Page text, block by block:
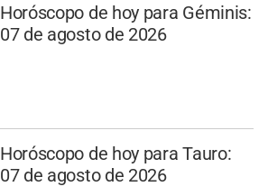
Horóscopo de hoy para Géminis:
07 de agosto de 2026
Horóscopo de hoy para Tauro:
07 de agosto de 2026